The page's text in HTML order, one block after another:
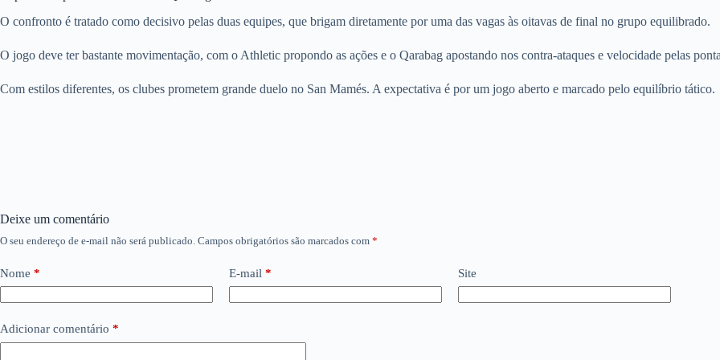
O confronto é tratado como decisivo pelas duas equipes, que brigam diretamente por uma das vagas às oitavas de final no grupo equilibrado.
O jogo deve ter bastante movimentação, com o Athletic propondo as ações e o Qarabag apostando nos contra-ataques e velocidade pelas
Com estilos diferentes, os clubes prometem grande duelo no San Mamés. A expectativa é por um jogo aberto e marcado pelo equilíbrio tático.
Deixe um comentário
O seu endereço de e-mail não será publicado. Campos obrigatórios são marcados com *
Nome * E-mail * Site
Adicionar comentário *